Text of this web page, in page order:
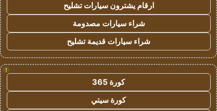
ارقام يشترون سيارات تشليح
شراء سيارات مصدومة
شراء سيارات قديمة تشليح
!
كورة 365
كورة سيتي